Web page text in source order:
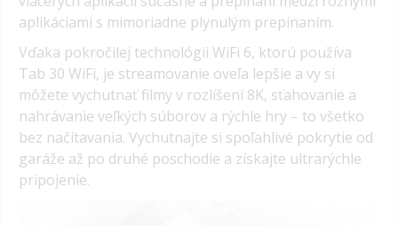
aplikáciami s mimoriadne plynulým prepínaním.
Vďaka pokročilej technológii WiFi 6, ktorú používa
Tab 30 WiFi, je streamovanie oveľa lepšie a vy si
môžete vychutnať filmy v rozlíšení 8K, sťahovanie a
nahrávanie veľkých súborov a rýchle hry – to všetko
bez načítavania. Vychutnajte si spoľahlivé pokrytie od
garáže až po druhé poschodie a získajte ultrarýchle
pripojenie.